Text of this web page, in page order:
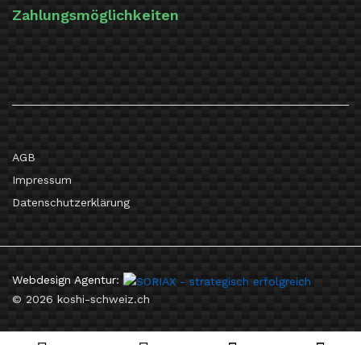
Zahlungsmöglichkeiten
AGB
Impressum
Datenschutzerklärung
© 2026 koshi-schweiz.ch
Webdesign Agentur: